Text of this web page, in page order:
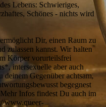
Lebens: Schwieriges,
Schönes - nichts wird
Dir, einen Raum zu
zulassen kannst. Wir halten
Körper vorurteilsfrei
intersexuelle aber auch
deinem Gegenüber achtsam,
begegnest
Mehr Infos findest Du auch im
www.queer-